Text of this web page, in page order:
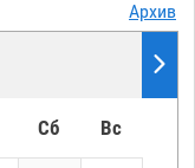
Архив
Сб Вс